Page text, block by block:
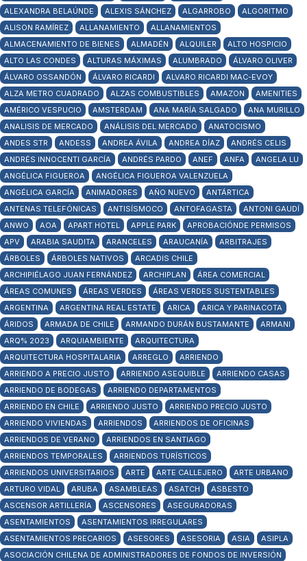
ALEXANDRA BELAÚNDE ALEXIS SÁNCHEZ ALGARROBO
ALGORITMO
ALISON RAMÍREZ
ALLANAMIENTO
ALLANAMIENTOS
ALMACENAMIENTO DE BIENES
ALMADÉN ALQUILER
ALTO HOSPICIO
ALTO LAS CONDES
ALTURAS MÁXIMAS ALUMBRADO
ÁLVARO OLIVER
ÁLVARO OSSANDÓN
ÁLVARO RICARDI
ALVARO RICARDI MAC-EVOY
ALZA METRO CUADRADO
ALZAS COMBUSTIBLES AMAZON
AMENITIES
AMÉRICO VESPUCIO
AMSTERDAM ANA MARÍA SALGADO
ANA MURILLO
ANALISIS DE MERCADO
ANÁLISIS DEL MERCADO
ANATOCISMO
ANDES STR
ANDESS ANDREA ÁVILA ANDREA DÍAZ
ANDRÉS CELIS
ANDRÉS INNOCENTI GARCÍA
ANDRÉS PARDO ANEF ANFA
ANGELA LU
ANGÉLICA FIGUEROA
ANGÉLICA FIGUEROA VALENZUELA
ANGÉLICA GARCÍA
ANIMADORES AÑO NUEVO
ANTÁRTICA
ANTENAS TELEFÓNICAS
ANTISÍSMOCO ANTOFAGASTA
ANTONI GAUDÍ
ANWO
AOA APART HOTEL APPLE PARK
APROBACIÓNDE PERMISOS
APV
ARABIA SAUDITA ARANCELES ARAUCANÍA
ARBITRAJES
ÁRBOLES
ÁRBOLES NATIVOS
ARCADIS CHILE
ARCHIPIÉLAGO JUAN FERNÁNDEZ
ARCHIPLAN
ÁREA COMERCIAL
ÁREAS COMUNES
ÁREAS VERDES
ÁREAS VERDES SUSTENTABLES
ARGENTINA
ARGENTINA REAL ESTATE ARICA
ARICA Y PARINACOTA
ÁRIDOS
ARMADA DE CHILE ARMANDO DURÁN BUSTAMANTE
ARMANI
ARQ% 2023
ARQUIAMBIENTE
ARQUITECTURA
ARQUITECTURA HOSPITALARIA
ARREGLO
ARRIENDO
ARRIENDO A PRECIO JUSTO
ARRIENDO ASEQUIBLE
ARRIENDO CASAS
ARRIENDO DE BODEGAS
ARRIENDO DEPARTAMENTOS
ARRIENDO EN CHILE
ARRIENDO JUSTO
ARRIENDO PRECIO JUSTO
ARRIENDO VIVIENDAS
ARRIENDOS
ARRIENDOS DE OFICINAS
ARRIENDOS DE VERANO
ARRIENDOS EN SANTIAGO
ARRIENDOS TEMPORALES
ARRIENDOS TURÍSTICOS
ARRIENDOS UNIVERSITARIOS
ARTE ARTE CALLEJERO
ARTE URBANO
ARTURO VIDAL
ARUBA ASAMBLEAS ASATCH
ASBESTO
ASCENSOR ARTILLERÍA
ASCENSORES
ASEGURADORAS
ASENTAMIENTOS
ASENTAMIENTOS IRREGULARES
ASENTAMIENTOS PRECARIOS
ASESORES ASESORIA ASIA
ASIPLA
ASOCIACIÓN CHILENA DE ADMINISTRADORES DE FONDOS DE INVERSIÓN